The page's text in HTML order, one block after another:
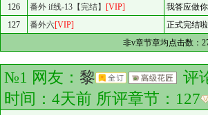
126
番外 if线-13【完结】 [VIP]
我答应做
127
番外六[VIP]
正式完结
非v章节章均点击数：
№1 网友： 黎 评
时间：4天前 所评章节： 127